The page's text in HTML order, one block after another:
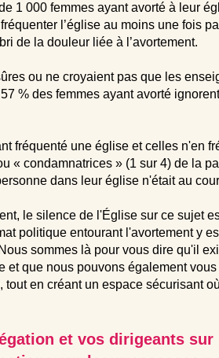
1 000 femmes ayant avorté à leur
l’église au moins une fois
de la douleur liée à l’avortement.
ou ne croyaient pas que les
% des femmes ayant avorté
fréquenté une église et celles n'en
« condamnatrices » (1 sur 4) de la
dans leur église n'était au
le silence de l'Église sur ce sujet
politique entourant l'avortement y
sommes là pour vous dire qu'il
que nous pouvons également
en créant un espace sécurisant
et vos dirigeants sur